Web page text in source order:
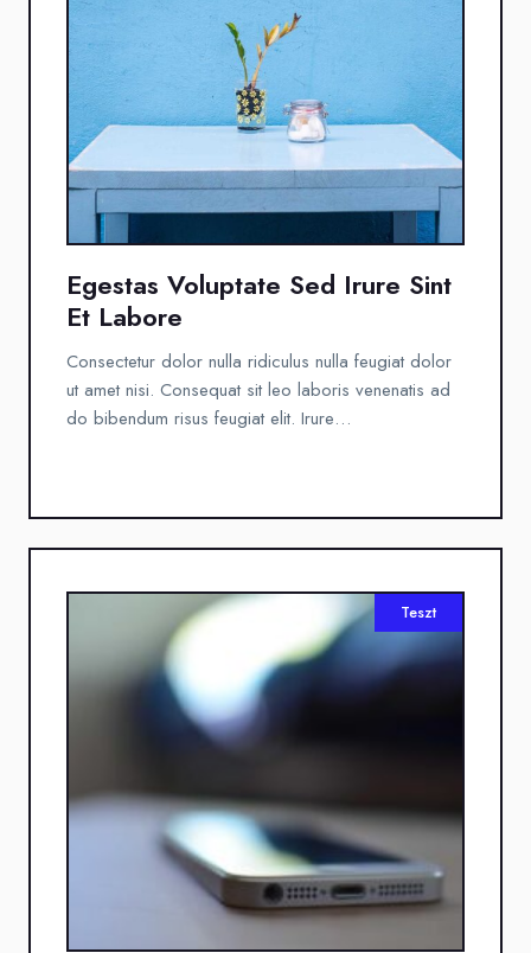
Egestas Voluptate Sed Irure Sint
Et Labore
Consectetur dolor nulla ridiculus nulla feugiat dolor
ut amet nisi. Consequat sit leo laboris venenatis ad
do bibendum risus feugiat elit. Irure…
Teszt